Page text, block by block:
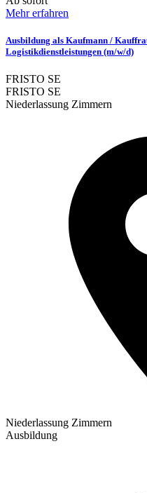
Mehr erfahren
Ausbildung als Kaufmann /
Logistikdienstleistungen (m/w/d)
FRISTO SE
FRISTO SE
Niederlassung Zimmern
Niederlassung Zimmern
Ausbildung